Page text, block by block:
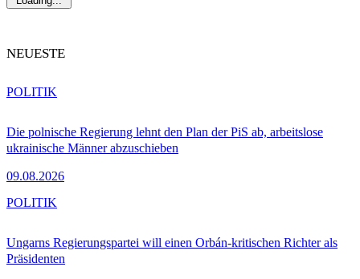
NEUESTE
Die polnische Regierung lehnt den Plan der PiS ab, arbeitslose
ukrainische Männer abzuschieben
09.08.2026
POLITIK
Ungarns Regierungspartei will einen Orbán-kritischen Richter als
Präsidenten
POLITIK